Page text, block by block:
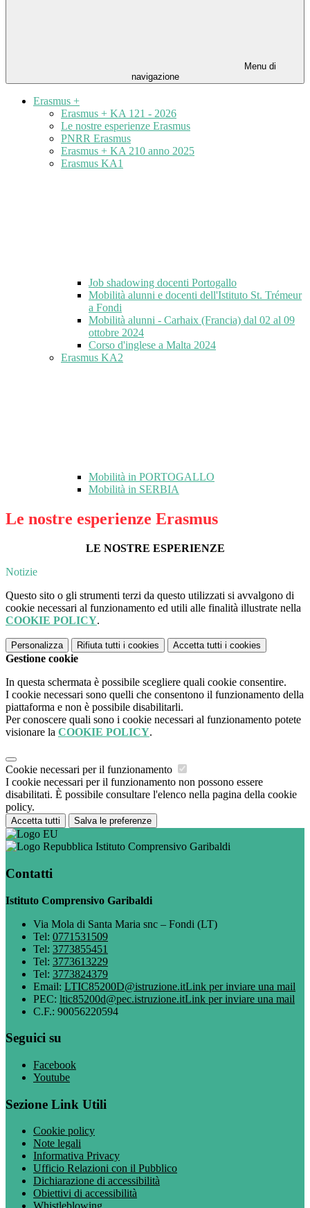
Menu di
navigazione
Erasmus +
Erasmus + KA 121 - 2026
Le nostre esperienze Erasmus
PNRR Erasmus
Erasmus + KA 210 anno 2025
Erasmus KA1
Job shadowing docenti Portogallo
Mobilità alunni e docenti dell'Istituto St. Trémeur
a Fondi
Mobilità alunni - Carhaix (Francia) dal 02 al 09
ottobre 2024
Corso d'inglese a Malta 2024
Erasmus KA2
Mobilità in PORTOGALLO
Mobilità in SERBIA
Le nostre esperienze Erasmus
LE NOSTRE ESPERIENZE
Notizie
Questo sito o gli strumenti terzi da questo utilizzati si avvalgono di
cookie necessari al funzionamento ed utili alle finalità illustrate nella
COOKIE POLICY.
Personalizza Rifiuta tutti i cookies Accetta tutti i cookies
Gestione cookie
In questa schermata è possibile scegliere quali cookie consentire.
I cookie necessari sono quelli che consentono il funzionamento della
piattaforma e non è possibile disabilitarli.
Per conoscere quali sono i cookie necessari al funzionamento potete
visionare la COOKIE POLICY.
Cookie necessari per il funzionamento
I cookie necessari per il funzionamento non possono essere
disabilitati. È possibile consultare l'elenco nella pagina della cookie
policy.
Accetta tutti Salva le preferenze
Istituto Comprensivo Garibaldi
Contatti
Istituto Comprensivo Garibaldi
Via Mola di Santa Maria snc – Fondi (LT)
Tel: 0771531509
Tel: 3773855451
Tel: 3773613229
Tel: 3773824379
Email: LTIC85200D@istruzione.itLink per inviare una mail
PEC: ltic85200d@pec.istruzione.itLink per inviare una mail
C.F.: 90056220594
Seguici su
Facebook
Youtube
Sezione Link Utili
Cookie policy
Note legali
Informativa Privacy
Ufficio Relazioni con il Pubblico
Dichiarazione di accessibilità
Obiettivi di accessibilità